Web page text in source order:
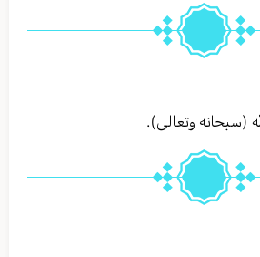
(سبحانه وتعالى).